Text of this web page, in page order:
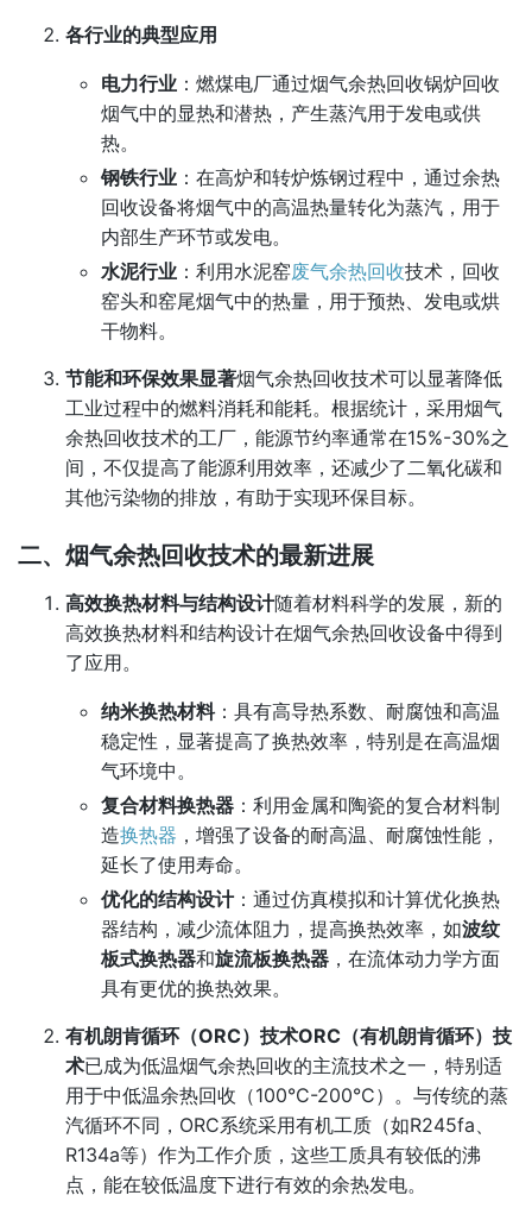
各行业的典型应用
电力行业 ：燃煤电厂通过烟气余热回收锅炉回收
烟气中的显热和潜热，产生蒸汽用于发电或供
热。
钢铁行业 ：在高炉和转炉炼钢过程中，通过余热
回收设备将烟气中的高温热量转化为蒸汽，用于
内部生产环节或发电。
水泥行业 ：利用水泥窑废气余热回收技术，回收
窑头和窑尾烟气中的热量，用于预热、发电或烘
干物料。
节能和环保效果显著烟气余热回收技术可以显著降低
工业过程中的燃料消耗和能耗。根据统计，采用烟气
余热回收技术的工厂，能源节约率通常在15%-30%之
间，不仅提高了能源利用效率，还减少了二氧化碳和
其他污染物的排放，有助于实现环保目标。
二、烟气余热回收技术的最新进展
高效换热材料与结构设计随着材料科学的发展，新的
高效换热材料和结构设计在烟气余热回收设备中得到
了应用。
纳米换热材料：具有高导热系数、耐腐蚀和高温
稳定性，显著提高了换热效率，特别是在高温烟
气环境中。
复合材料换热器 ：利用金属和陶瓷的复合材料制
造换热器 ，增强了设备的耐高温、耐腐蚀性能，
延长了使用寿命。
优化的结构设计：通过仿真模拟和计算优化换热
器结构，减少流体阻力，提高换热效率，如波纹
板式换热器和旋流板换热器 ，在流体动力学方面
具有更优的换热效果。
有机朗肯循环（ORC）技术ORC（有机朗肯循环）技
术已成为低温烟气余热回收的主流技术之一，特别适
用于中低温余热回收（100°C-200°C）。与传统的蒸
汽循环不同，ORC系统采用有机工质（如R245fa、
R134a等）作为工作介质，这些工质具有较低的沸
点，能在较低温度下进行有效的余热发电。